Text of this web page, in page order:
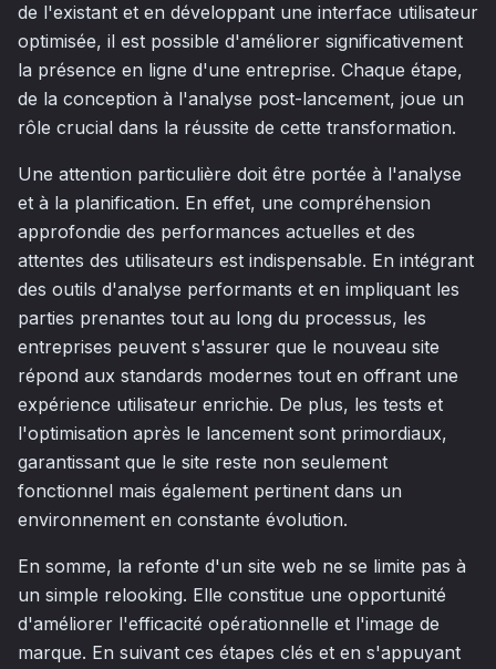
de l'existant et en développant une interface utilisateur
optimisée, il est possible d'améliorer significativement
la présence en ligne d'une entreprise. Chaque étape,
de la conception à l'analyse post-lancement, joue un
rôle crucial dans la réussite de cette transformation.
Une attention particulière doit être portée à l'analyse
et à la planification. En effet, une compréhension
approfondie des performances actuelles et des
attentes des utilisateurs est indispensable. En intégrant
des outils d'analyse performants et en impliquant les
parties prenantes tout au long du processus, les
entreprises peuvent s'assurer que le nouveau site
répond aux standards modernes tout en offrant une
expérience utilisateur enrichie. De plus, les tests et
l'optimisation après le lancement sont primordiaux,
garantissant que le site reste non seulement
fonctionnel mais également pertinent dans un
environnement en constante évolution.
En somme, la refonte d'un site web ne se limite pas à
un simple relooking. Elle constitue une opportunité
d'améliorer l'efficacité opérationnelle et l'image de
marque. En suivant ces étapes clés et en s'appuyant